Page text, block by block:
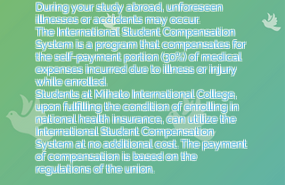
During your study abroad, unforeseen
illnesses or accidents may occur.
The International Student Compensation
System is a program that compensates for
the self-payment portion (30%) of medical
expenses incurred due to illness or injury
while enrolled.
Students at Mihato International College,
upon fulfilling the condition of enrolling in
national health insurance, can utilize the
International Student Compensation
System at no additional cost. The payment
of compensation is based on the
regulations of the union.